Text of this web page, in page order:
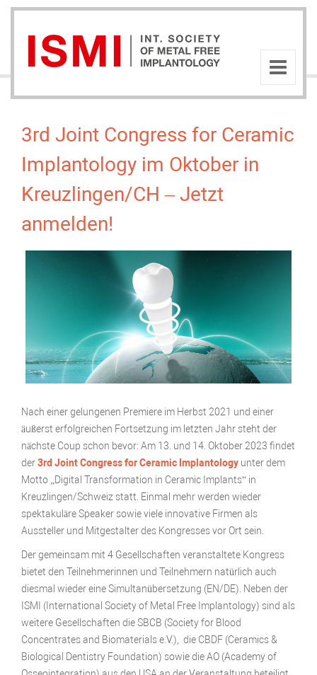
3rd Joint Congress for Ceramic
Implantology im Oktober in
Kreuzlingen/CH – Jetzt
anmelden!
Nach einer gelungenen Premiere im Herbst 2021 und einer
äußerst erfolgreichen Fortsetzung im letzten Jahr steht der
nächste Coup schon bevor: Am 13. und 14. Oktober 2023 findet
der3rd Joint Congress for Ceramic Implantology unter dem
Motto „Digital Transformation in Ceramic Implants“ in
Kreuzlingen/Schweiz statt. Einmal mehr werden wieder
spektakuläre Speaker sowie viele innovative Firmen als
Aussteller und Mitgestalter des Kongresses vor Ort sein.
Der gemeinsam mit 4 Gesellschaften veranstaltete Kongress
bietet den Teilnehmerinnen und Teilnehmern natürlich auch
diesmal wieder eine Simultanübersetzung (EN/DE). Neben der
ISMI (International Society of Metal Free Implantology) sind als
weitere Gesellschaften die SBCB (Society for Blood
Concentrates and Biomaterials e.V.), die CBDF (Ceramics &
Biological Dentistry Foundation) sowie die AO (Academy of